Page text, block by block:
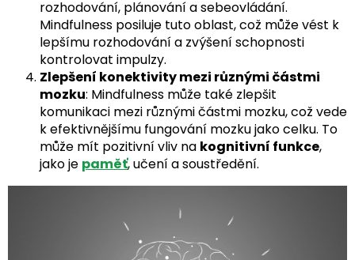
rozhodování, plánování a sebeovládání.
Mindfulness posiluje tuto oblast, což může vést k
lepšímu rozhodování a zvýšení schopnosti
kontrolovat impulzy.
Zlepšení konektivity mezi různými částmi
mozku: Mindfulness může také zlepšit
komunikaci mezi různými částmi mozku, což vede
k efektivnějšímu fungování mozku jako celku. To
může mít pozitivní vliv na kognitivní funkce,
jako je paměť, učení a soustředění.